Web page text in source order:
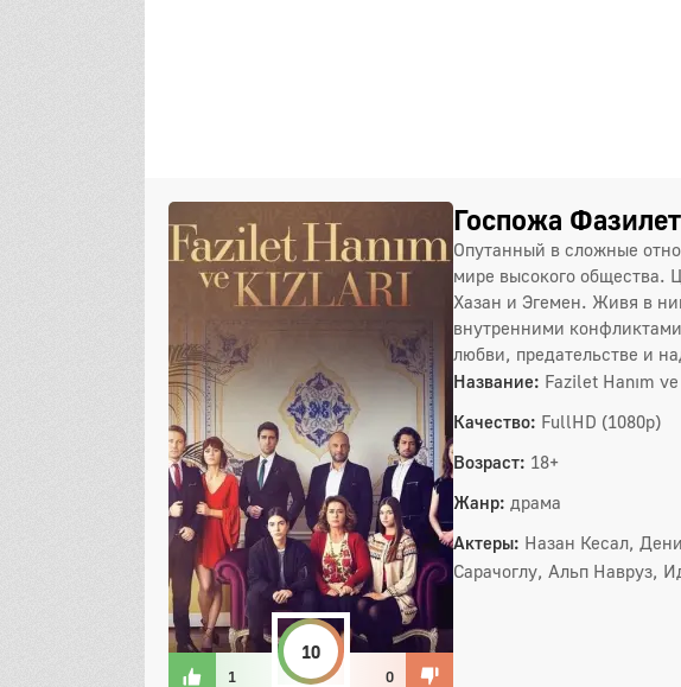
1
10
0
Госпожа
Опутанный в сложные
мире высокого общества.
Хазан и Эгемен. Живя в
внутренними
любви, предательстве и
Название: Fazilet Hanım ve
Качество: FullHD (1080p)
Возраст: 18+
Жанр: драма
Актеры: Назан Кесал,
Сарачоглу, Альп Навруз,